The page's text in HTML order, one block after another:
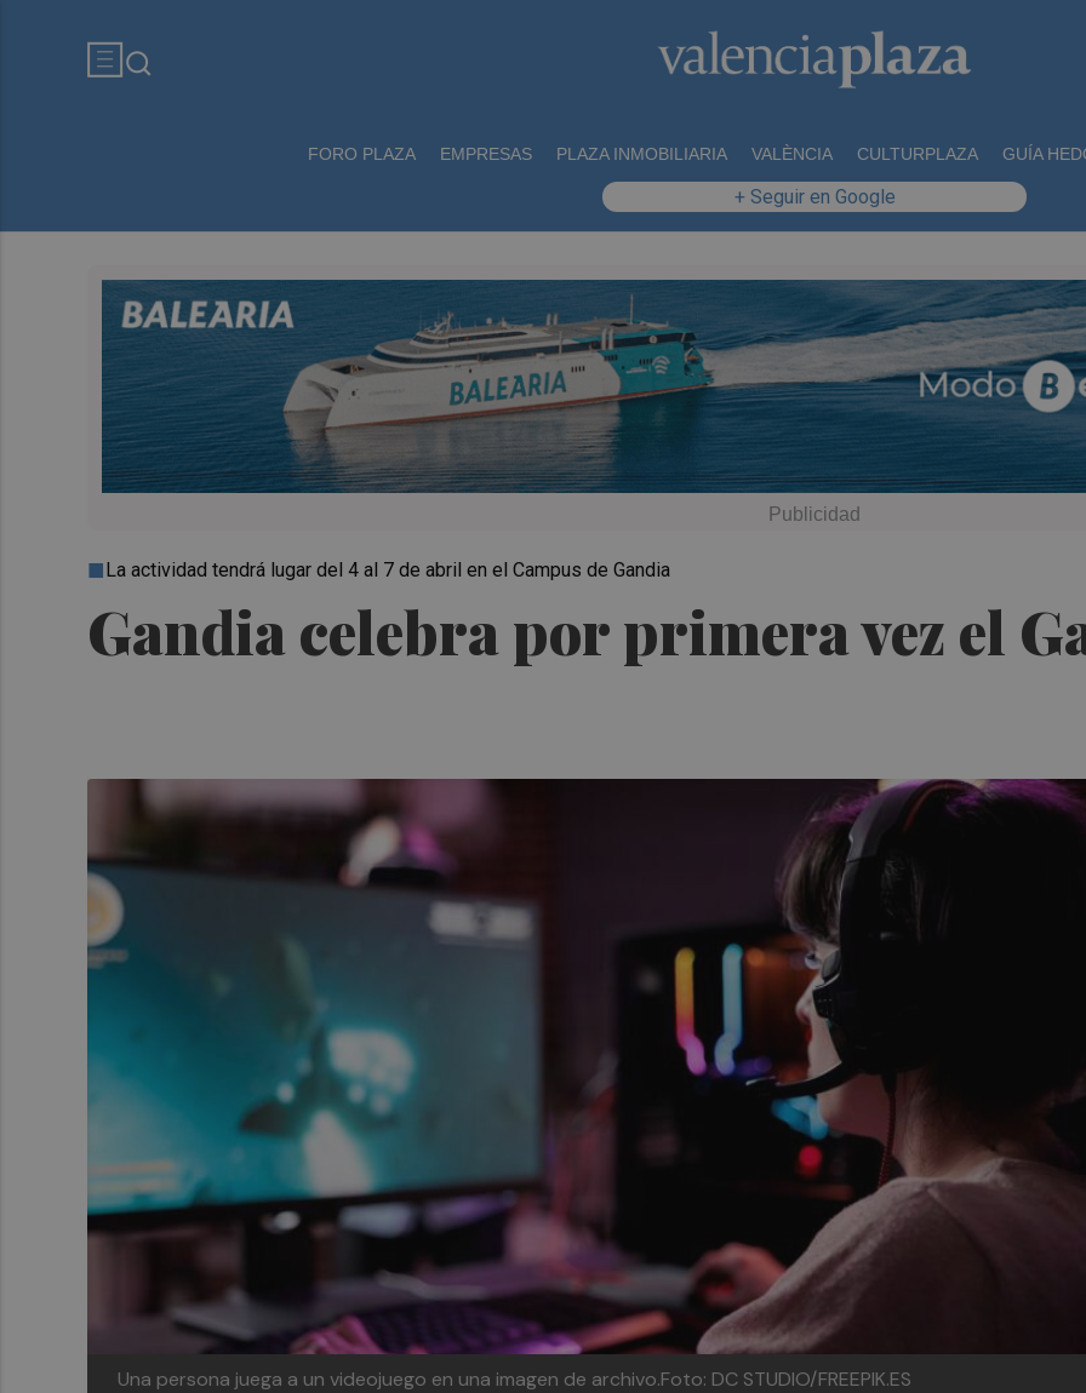
FORO PLAZA EMPRESAS PLAZA INMOBILIARIA VALÈNCIA CULTURPLAZA GUÍA
+ Seguir en Google
Gandia celebra por primera vez el
La actividad tendrá lugar del 4 al 7 de abril en el Campus de Gandia
Una persona juega a un videojuego en una imagen de archivo.Foto: DC STUDIO/FREEPIK.ES